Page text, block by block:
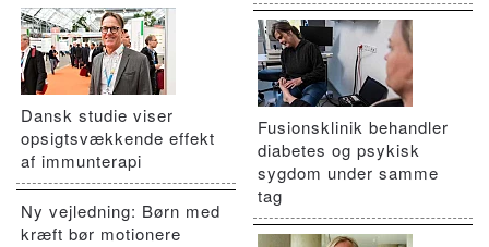
Dansk studie viser
opsigtsvækkende effekt
af immunterapi
Ny vejledning: Børn med
kræft bør motionere
Fusionsklinik behandler
diabetes og psykisk
sygdom under samme
tag